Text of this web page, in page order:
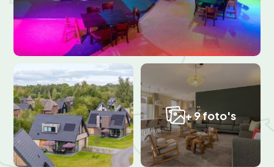
+ 9 foto's